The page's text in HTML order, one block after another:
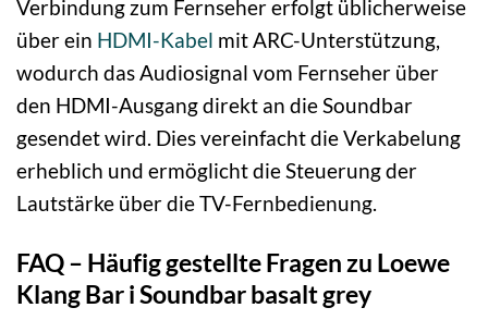
Verbindung zum Fernseher erfolgt üblicherweise
über ein HDMI-Kabel mit ARC-Unterstützung,
wodurch das Audiosignal vom Fernseher über
den HDMI-Ausgang direkt an die Soundbar
gesendet wird. Dies vereinfacht die Verkabelung
erheblich und ermöglicht die Steuerung der
Lautstärke über die TV-Fernbedienung.
FAQ – Häufig gestellte Fragen zu Loewe
Klang Bar i Soundbar basalt grey